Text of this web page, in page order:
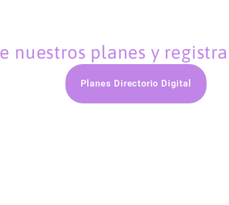
nuestros planes y
Planes Directorio Digital